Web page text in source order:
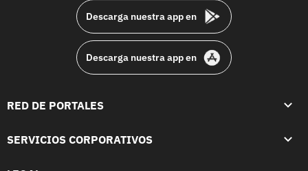
Descarga nuestra app en
Descarga nuestra app en
RED DE PORTALES
SERVICIOS CORPORATIVOS